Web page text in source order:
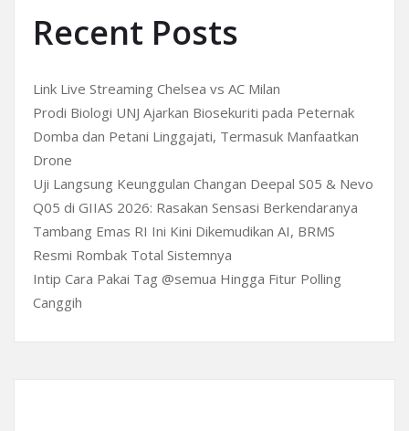
Recent Posts
Link Live Streaming Chelsea vs AC Milan
Prodi Biologi UNJ Ajarkan Biosekuriti pada Peternak
Domba dan Petani Linggajati, Termasuk Manfaatkan
Drone
Uji Langsung Keunggulan Changan Deepal S05 & Nevo
Q05 di GIIAS 2026: Rasakan Sensasi Berkendaranya
Tambang Emas RI Ini Kini Dikemudikan AI, BRMS
Resmi Rombak Total Sistemnya
Intip Cara Pakai Tag @semua Hingga Fitur Polling
Canggih